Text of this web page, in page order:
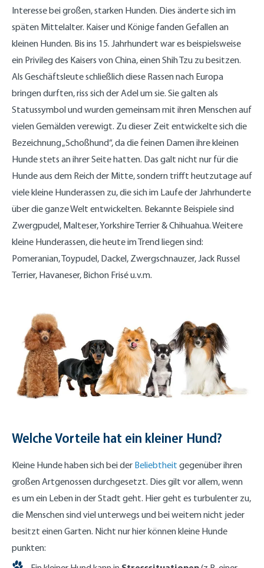
Interesse bei großen, starken Hunden. Dies änderte sich im
späten Mittelalter. Kaiser und Könige fanden Gefallen an
kleinen Hunden. Bis ins 15. Jahrhundert war es beispielsweise
ein Privileg des Kaisers von China, einen Shih Tzu zu besitzen.
Als Geschäftsleute schließlich diese Rassen nach Europa
bringen durften, riss sich der Adel um sie. Sie galten als
Statussymbol und wurden gemeinsam mit ihren Menschen auf
vielen Gemälden verewigt. Zu dieser Zeit entwickelte sich die
Bezeichnung „Schoßhund“, da die feinen Damen ihre kleinen
Hunde stets an ihrer Seite hatten. Das galt nicht nur für die
Hunde aus dem Reich der Mitte, sondern trifft heutzutage auf
viele kleine Hunderassen zu, die sich im Laufe der Jahrhunderte
über die ganze Welt entwickelten. Bekannte Beispiele sind
Zwergpudel, Malteser, Yorkshire Terrier & Chihuahua. Weitere
kleine Hunderassen, die heute im Trend liegen sind:
Pomeranian, Toypudel, Dackel, Zwergschnauzer, Jack Russel
Terrier, Havaneser, Bichon Frisé u.v.m.
Welche Vorteile hat ein kleiner Hund?
Kleine Hunde haben sich bei der Beliebtheit gegenüber ihren
großen Artgenossen durchgesetzt. Dies gilt vor allem, wenn
es um ein Leben in der Stadt geht. Hier geht es turbulenter zu,
die Menschen sind viel unterwegs und bei weitem nicht jeder
besitzt einen Garten. Nicht nur hier können kleine Hunde
punkten: